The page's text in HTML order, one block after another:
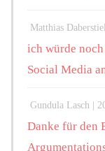
Matthias
ich würde
Social Media
Gundula Lasch |
Danke für den